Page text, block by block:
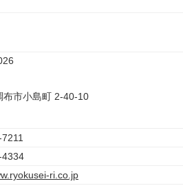
布市小島町 2-40-10
ri.co.jp